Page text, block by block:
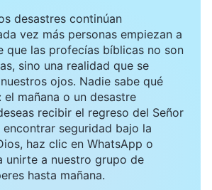
desastres continúan
vez más personas empiezan a
que las profecías bíblicas no son
sino una realidad que se
ojos. Nadie sabe qué
mañana o un desastre
recibir el regreso del Señor
seguridad bajo la
haz clic en WhatsApp o
unirte a nuestro grupo de
hasta mañana.